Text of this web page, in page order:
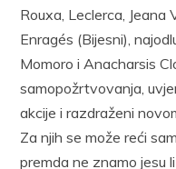
Rouxa, Leclerca, Jeana
Enragés (Bijesni),
Momoro i Anacharsis
samopožrtvovanja,
akcije i razdraženi
Za njih se može reći
premda ne znamo jesu